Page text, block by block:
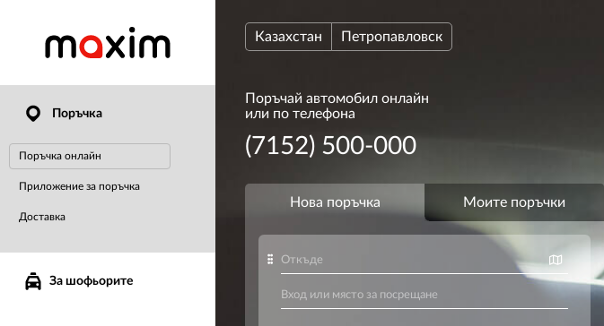
Поръчка
Поръчка онлайн
Приложение за поръчка
Доставка
За шофьорите
Казахстан Петропавловск
Поръчай автомобил онлайн
или по телефона
(7152) 500-000